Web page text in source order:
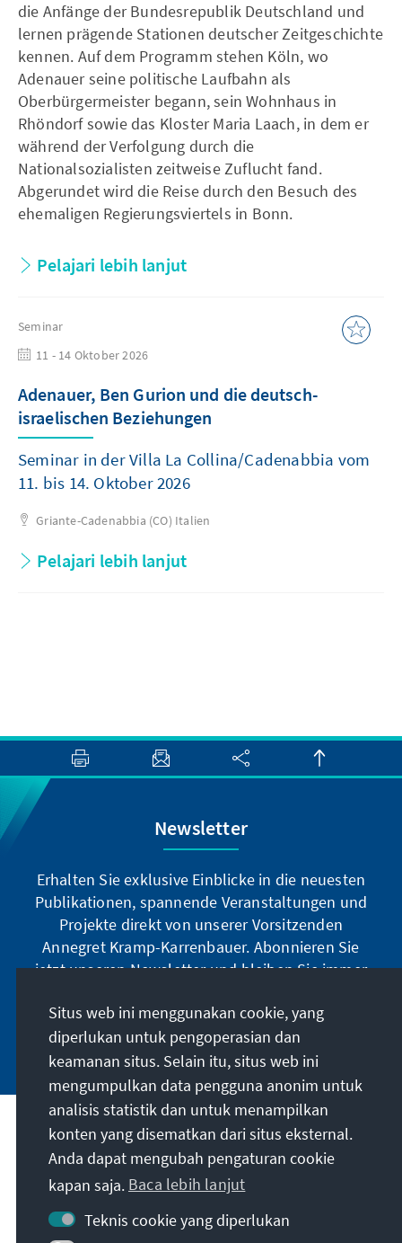
die Anfänge der Bundesrepublik Deutschland und
lernen prägende Stationen deutscher Zeitgeschichte
kennen. Auf dem Programm stehen Köln, wo
Adenauer seine politische Laufbahn als
Oberbürgermeister begann, sein Wohnhaus in
Rhöndorf sowie das Kloster Maria Laach, in dem er
während der Verfolgung durch die
Nationalsozialisten zeitweise Zuflucht fand.
Abgerundet wird die Reise durch den Besuch des
ehemaligen Regierungsviertels in Bonn.
Pelajari lebih lanjut
Seminar
11 - 14 Oktober 2026
Adenauer, Ben Gurion und die deutsch-
israelischen Beziehungen
Seminar in der Villa La Collina/Cadenabbia vom
11. bis 14. Oktober 2026
Griante-Cadenabbia (CO) Italien
Pelajari lebih lanjut
Newsletter
Erhalten Sie exklusive Einblicke in die neuesten
Publikationen, spannende Veranstaltungen und
Projekte direkt von unserer Vorsitzenden
Annegret Kramp-Karrenbauer. Abonnieren Sie
jetzt unseren Newsletter und bleiben Sie immer
Jetzt abonnieren
Misi kami
Kontak
Penawaran lebih lanjut dari yayasan
Situs web ini menggunakan cookie, yang
diperlukan untuk pengoperasian dan
keamanan situs. Selain itu, situs web ini
mengumpulkan data pengguna anonim untuk
analisis statistik dan untuk menampilkan
konten yang disematkan dari situs eksternal.
Anda dapat mengubah pengaturan cookie
kapan saja. Baca lebih lanjut
Teknis cookie yang diperlukan